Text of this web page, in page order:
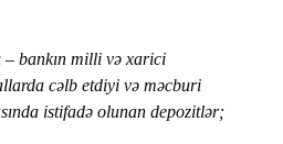
– bankın milli və xarici
cəlb etdiyi və məcburi
istifadə olunan depozitlər;